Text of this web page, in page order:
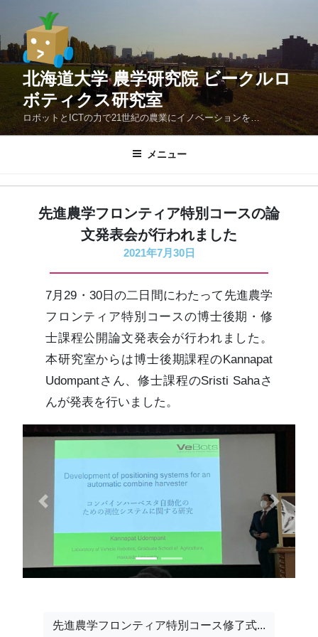
テ
ン
ス
キ
北海道大学 農学研究院 ビークルロ
ボティクス研究室
ロボットとICTの力で21世紀の農業にイノベーションを…
メニュー
先進農学フロンティア特別コースの論
文発表会が行われました
2021年7月30日
7月29・30日の二日間にわたって先進農学
フロンティア特別コースの博士後期・修
士課程公開論文発表会が行われました。
本研究室からは博士後期課程のKannapat
Udompantさん、修士課程のSristi Sahaさ
んが発表を行いました。
Previous Next
先進農学フロンティア特別コース修了式...